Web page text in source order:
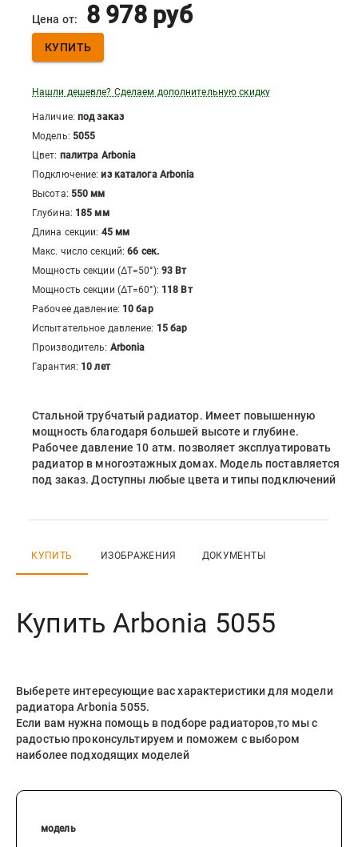
Цена от: 8 978руб
КУПИТЬ
Нашли дешевле? Сделаем дополнительную скидку
Наличие:под заказ
Модель: 5055
Цвет: палитра Arbonia
Подключение:из каталога Arbonia
Высота: 550 мм
Глубина: 185 мм
Длина секции: 45мм
Макс. число секций:66 сек.
Мощность секции (ΔT=50°): 93 Вт
Мощность секции (ΔT=60°): 118 Вт
Рабочее давление: 10 бар
Испытательное давление: 15 бар
Производитель: Arbonia
Гарантия: 10 лет
Стальной трубчатый радиатор. Имеет повышенную
мощность благодаря большей высоте и глубине.
Рабочее давление 10 атм. позволяет эксплуатировать
радиатор в многоэтажных домах. Модель поставляется
под заказ. Доступны любые цвета и типы подключений
КУПИТЬ ИЗОБРАЖЕНИЯ ДОКУМЕНТЫ
Купить Arbonia 5055
Выберете интересующие вас характеристики для модели
радиатораArbonia 5055.
Если вам нужна помощь в подборе радиаторов,то мы с
радостью проконсультируем и поможем с выбором
наиболее подходящих моделей
модель